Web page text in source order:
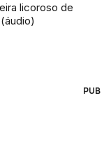
licoroso de
PUB